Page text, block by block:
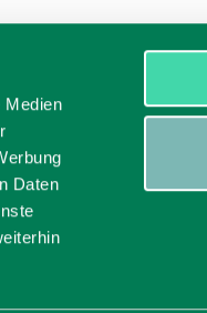
Medien
Daten